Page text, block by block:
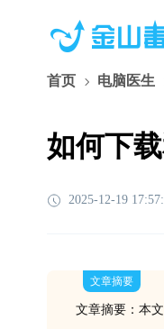
首页 电脑医生
如何下
2025-12-19
文章摘要
文章摘要：本